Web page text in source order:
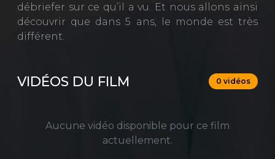
débriefer sur ce qu’il a vu. Et nous allons ainsi
découvrir que dans 5 ans, le monde est très
différent.
VIDÉOS DU FILM 0 vidéos
Aucune vidéo disponible pour ce film
actuellement.